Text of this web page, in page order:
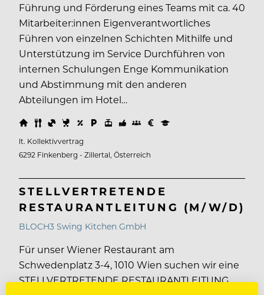
Führung und Förderung eines Teams mit ca. 40
Mitarbeiter:innen Eigenverantwortliches
Führen von einzelnen Schichten Mithilfe und
Unterstützung im Service Durchführen von
internen Schulungen Enge Kommunikation
und Abstimmung mit den anderen
Abteilungen im Hotel…
lt. Kollektivvertrag
6292 Finkenberg - Zillertal, Österreich
STELLVERTRETENDE
RESTAURANTLEITUNG (M/W/D)
BLOCH3 Swing Kitchen GmbH
Für unser Wiener Restaurant am
Schwedenplatz 3-4, 1010 Wien suchen wir eine
STELLVERTRETENDE RESTAURANTLEITUNG